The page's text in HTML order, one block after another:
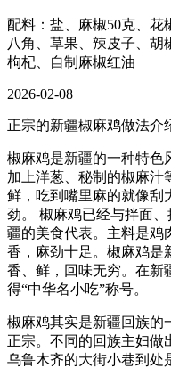
配料：盐、麻椒50克、花
八角、草果、辣皮子、胡
枸杞、自制麻椒红油
2026-02-08
正宗的新疆椒麻鸡做法介
椒麻鸡是新疆的一种特色
加上洋葱、秘制的椒麻汁
鲜，吃到嘴里麻的就像刮
劲。 椒麻鸡已经与拌面
疆的美食代表。主料是鸡
香，麻劲十足。椒麻鸡是
香、鲜，回味无穷。在新
得“中华名小吃”称号。
椒麻鸡其实是新疆回族的
正宗。不同的回族主妇做
乌鲁木齐的大街小巷到处